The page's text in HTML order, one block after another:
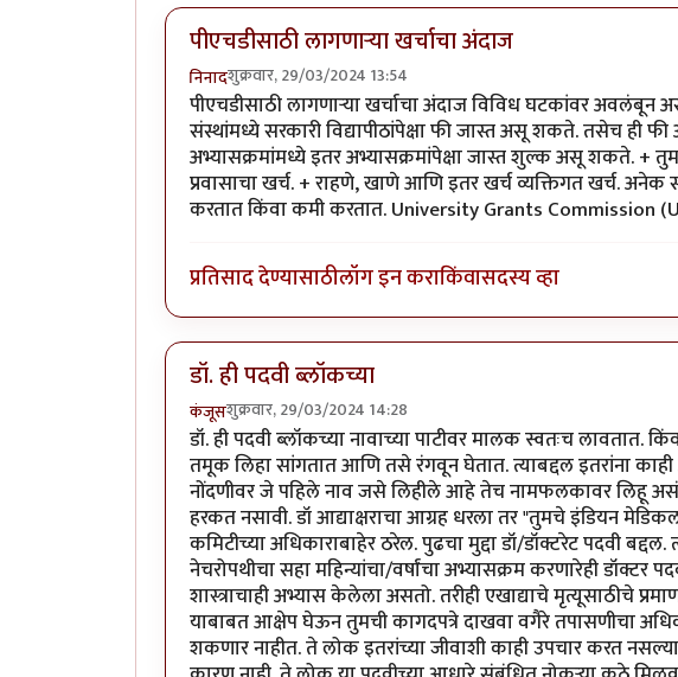
पीएचडीसाठी लागणाऱ्या खर्चाचा अंदाज
निनादशुक्रवार, 29/03/2024 13:54
पीएचडीसाठी लागणाऱ्या खर्चाचा अंदाज विविध घटकांवर अवलंबून
संस्थांमध्ये सरकारी विद्यापीठांपेक्षा फी जास्त असू शकते. तसेच ही
अभ्यासक्रमांमध्ये इतर अभ्यासक्रमांपेक्षा जास्त शुल्क असू शकते. +
प्रवासाचा खर्च. + राहणे, खाणे आणि इतर खर्च व्यक्तिगत खर्च. अनेक
करतात किंवा कमी करतात. University Grants Commission
प्रतिसाद देण्यासाठीलॉग इन कराकिंवासदस्य व्हा
डॉ. ही पदवी ब्लॉकच्या
कंजूसशुक्रवार, 29/03/2024 14:28
डॉ. ही पदवी ब्लॉकच्या नावाच्या पाटीवर मालक स्वतःच लावतात.
तमूक लिहा सांगतात आणि तसे रंगवून घेतात. त्याबद्दल इतरांना
नोंदणीवर जे पहिले नाव जसे लिहीले आहे तेच नामफलकावर लिहू असं
हरकत नसावी. डॉ आद्याक्षराचा आग्रह धरला तर "तुमचे इंडियन
कमिटीच्या अधिकाराबाहेर ठरेल. पुढचा मुद्दा डॉ/डॉक्टरेट पदवी
नेचरोपथीचा सहा महिन्यांचा/वर्षांचा अभ्यासक्रम करणारेही
शास्त्राचाही अभ्यास केलेला असतो. तरीही एखाद्याचे मृत्यूसाठीचे
याबाबत आक्षेप घेऊन तुमची कागदपत्रे दाखवा वगैरे तपासणीचा
शकणार नाहीत. ते लोक इतरांच्या जीवाशी काही उपचार करत